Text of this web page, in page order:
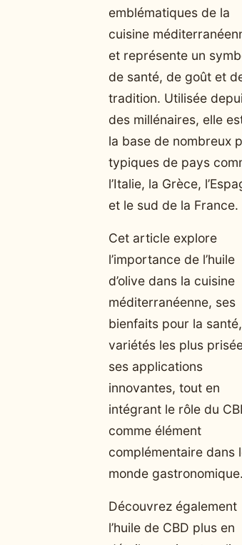
emblématiques de la
cuisine
et représente un
de santé, de goût et
tradition. Utilisée
des millénaires, elle
la base de nombreux
typiques de pays
l’Italie, la Grèce,
et le sud de la France.
Cet article explore
l’importance de l’huile
d’olive dans la cuisine
méditerranéenne, ses
bienfaits pour la
variétés les plus
ses applications
innovantes, tout en
intégrant le rôle du
comme élément
complémentaire dans
monde gastronomique.
Découvrez également
l’huile de CBD plus en